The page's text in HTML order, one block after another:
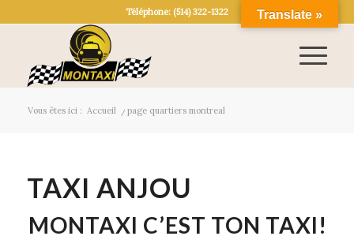
Téléphone: (514) 322-1322
Vous êtes ici : Accueil / page quartiers montreal
TAXI ANJOU
MONTAXI C’EST TON TAXI!
Translate »